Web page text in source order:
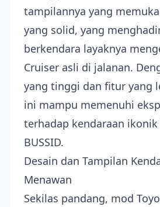
tampilannya yang
yang solid, yang
berkendara layaknya
Cruiser asli di jalanan.
yang tinggi dan fitur yang
ini mampu memenuhi
terhadap kendaraan
BUSSID.
Desain dan Tampilan
Menawan
Sekilas pandang, mod